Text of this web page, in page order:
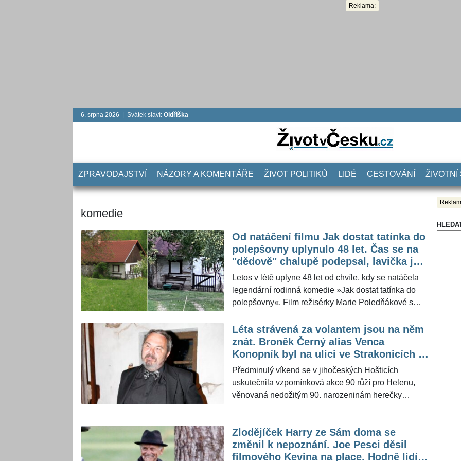
Reklama:
6. srpna 2026 | Svátek slaví: Oldřiška
ZPRAVODAJSTVÍ NÁZORY A KOMENTÁŘE ŽIVOT POLITIKŮ LIDÉ CESTOVÁNÍ ŽIVOTNÍ
komedie
Od natáčení filmu Jak dostat tatínka do
polepšovny uplynulo 48 let. Čas se na
"dědově" chalupě podepsal, lavička je
ale stále na stejném místě
Letos v létě uplyne 48 let od chvíle, kdy se natáčela
legendární rodinná komedie »Jak dostat tatínka do
polepšovny«. Film režisérky Marie Poledňákové s
premiéru v roce 1978 a ani téměř po půlstoletí
neztratil nic ze svého kouzla. K nejznámějším místům
natáčení patří malebná chalupa v Českém ráji, kam
prázdniny. Redakce ŽivotvČesku.cz se v minulosti na
místo vydala a zjistila, že se slavné filmové stavení za
desítky let téměř nezměnilo.
Léta strávená za volantem jsou na něm
znát. Broněk Černý alias Venca
Konopník byl na ulici ve Strakonicích k
nepoznání
Předminulý víkend se v jihočeských Hošticích
uskutečnila vzpomínková akce 90 růží pro Helenu,
věnovaná nedožitým 90. narozeninám herečky
Konopníka z kultovní trilogie Slunce, seno. Někdejší
neherec se za desítky let pochopitelně změnil, jeho
typický úsměv a bezprostřednost mu ale zůstaly. Před
Zlodějíček Harry ze Sám doma se
změnil k nepoznání. Joe Pesci děsil
filmového Kevina na place. Hodně lidí